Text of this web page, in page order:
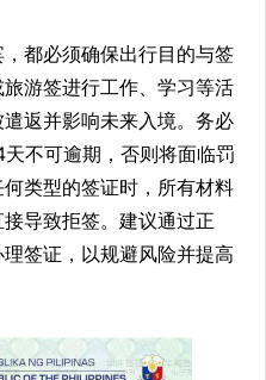
都必须确保出行目的与签
游签进行工作、学习等活
返并影响未来入境。务必
不可逾期，否则将面临罚
类型的签证时，所有材料
导致拒签。建议通过正
签证，以规避风险并提高